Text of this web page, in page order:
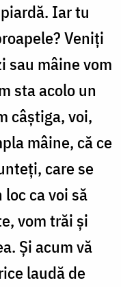
Iar tu
Veniți
sau mâine vom
sta acolo un
câștiga, voi,
mâine, că ce
care se
ca voi să
vom trăi și
Și acum vă
laudă de